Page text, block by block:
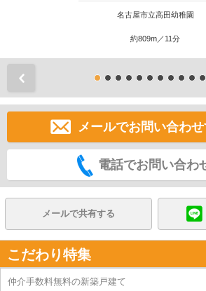
名古屋市立高田幼稚園
約809m／11分
メールでお問い合わ
電話でお問い合わ
メールで共有する
こだわり特集
仲介手数料無料の新築戸建て